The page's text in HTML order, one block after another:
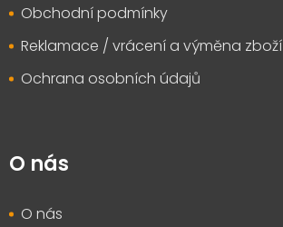
Obchodní podmínky
Reklamace / vrácení a výměna zboží
Ochrana osobních údajů
O nás
O nás